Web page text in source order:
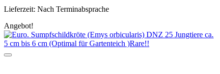
Lieferzeit: Nach Terminabsprache
Angebot!